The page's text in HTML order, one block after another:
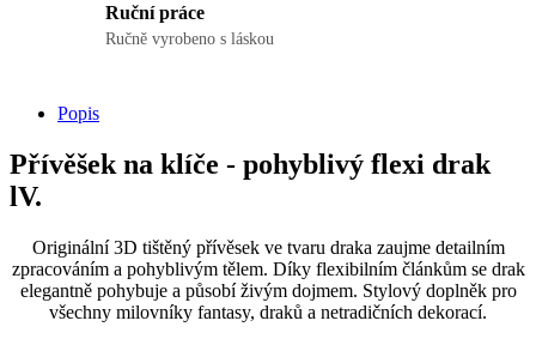
Ruční práce
Ručně vyrobeno s láskou
Popis
Přívěšek na klíče - pohyblivý flexi drak
lV.
Originální 3D tištěný přívěsek ve tvaru draka zaujme detailním
zpracováním a pohyblivým tělem. Díky flexibilním článkům se drak
elegantně pohybuje a působí živým dojmem. Stylový doplněk pro
všechny milovníky fantasy, draků a netradičních dekorací.